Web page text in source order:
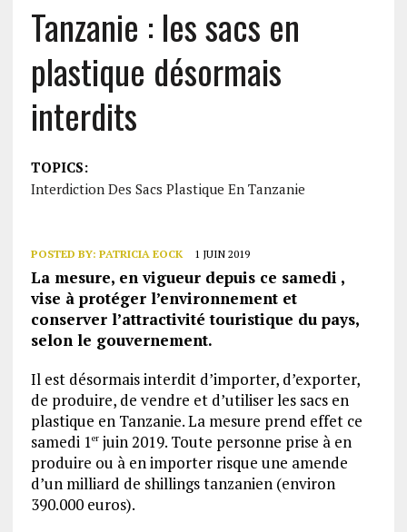
Tanzanie : les sacs en
plastique désormais
interdits
TOPICS:
Interdiction Des Sacs Plastique En Tanzanie
POSTED BY: PATRICIA EOCK 1 JUIN 2019
La mesure, en vigueur depuis ce samedi ,
vise à protéger l’environnement et
conserver l’attractivité touristique du pays,
selon le gouvernement.
Il est désormais interdit d’importer, d’exporter,
de produire, de vendre et d’utiliser les sacs en
plastique en Tanzanie. La mesure prend effet ce
samedi 1erjuin 2019. Toute personne prise à en
produire ou à en importer risque une amende
d’un milliard de shillings tanzanien (environ
390.000 euros).